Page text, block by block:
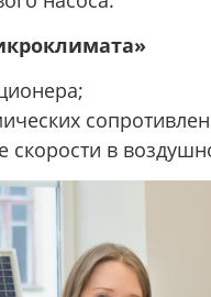
скорости в